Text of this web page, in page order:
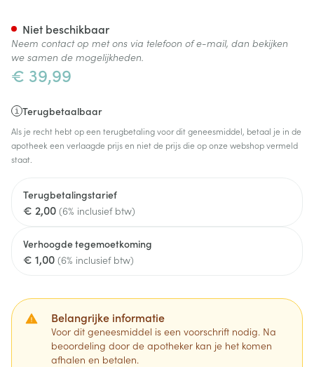
€ 39,99
Terugbetaalbaar
Als je recht hebt op een terugbetaling voor dit geneesmiddel, betaal je in de
apotheek een verlaagde prijs en niet de prijs die op onze webshop vermeld
staat.
Terugbetalingstarief
€ 2,00 (6% inclusief btw)
Verhoogde tegemoetkoming
€ 1,00 (6% inclusief btw)
Belangrijke informatie
Voor dit geneesmiddel is een voorschrift nodig. Na
beoordeling door de apotheker kan je het komen
afhalen en betalen.
Niet beschikbaar
Neem contact op met ons via telefoon of e-mail, dan bekijken
we samen de mogelijkheden.